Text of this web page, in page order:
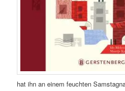
hat ihn an einem feuchten